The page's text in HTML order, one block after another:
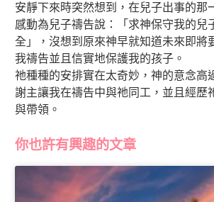
安靜下來時突然想到，在兒子出事的那
感動為兒子禱告說：「求神保守我的兒
全」，沒想到原來神早就知道未來即將
我禱告並且信實地保護我的孩子。
祂種種的安排實在太奇妙，神的意念高
謝主讓我在禱告中與祂同工，並且經歷
與帶領。
你也許有興趣的文章